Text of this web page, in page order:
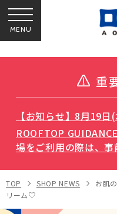
MENU
重
【お知らせ】8月19日
ROOFTOP
場をご利用の際は、
TOP SHOP NEWS
お肌
リーム♡